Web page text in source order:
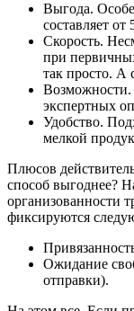
Выгода.
составляет от
Скорость.
при
так просто. А
Возможности.
экспертных
Удобство.
мелкой
Плюсов
способ выгоднее?
организованности
фиксируются
Ожидание
отправки).